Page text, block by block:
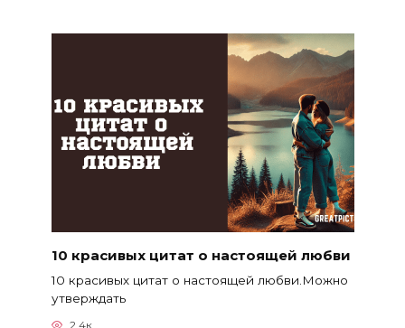
10 красивых цитат о настоящей любви
10 красивых цитат о настоящей любви.Можно
утверждать
2.4к.